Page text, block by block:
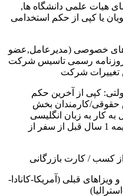
هیات علمی دانشگاه ها,
یا کپی از حکم استخدامی
خصوصی (مدیرعامل,عضو
روزنامه رسمی تاسیس شرکت
تغییرات شرکت
کپی از آخرین حکم
حقوقی/کارمندان بخش
کار به زبان انگلیسی
همراه با گواهی سابقه بیمه 1 سال قبل از سفر از
کسب / کارت بازرگانی
ویزاهای قبلی (آمریکا-کانادا-